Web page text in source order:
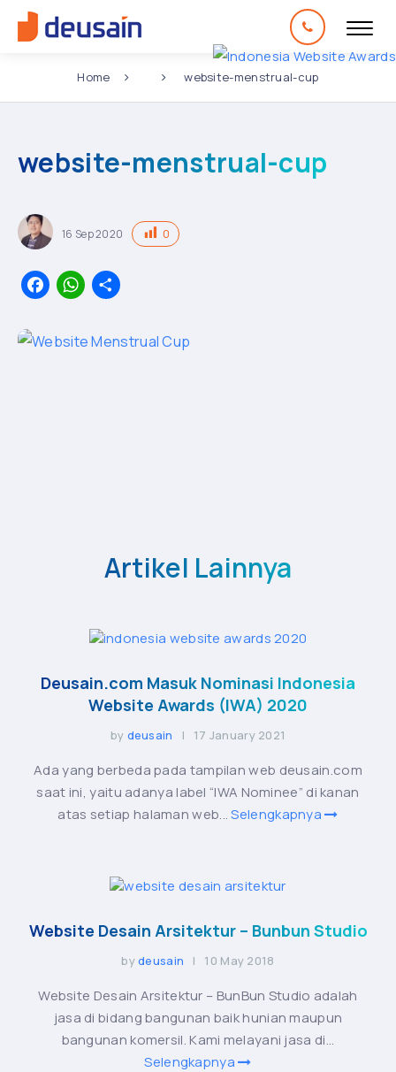
Home website-menstrual-cup
website-menstrual-cup
16 Sep2020 0
Facebook
WhatsApp
Artikel Lainnya
Deusain.com Masuk Nominasi Indonesia
Website Awards (IWA) 2020
by deusain | 17 January 2021
Ada yang berbeda pada tampilan web deusain.com
saat ini, yaitu adanya label “IWA Nominee” di kanan
atas setiap halaman web...Selengkapnya
Website Desain Arsitektur – Bunbun Studio
bydeusain | 10 May 2018
Website Desain Arsitektur – BunBun Studio adalah
jasa di bidang bangunan baik hunian maupun
bangunan komersil. Kami melayani jasa di...
Selengkapnya